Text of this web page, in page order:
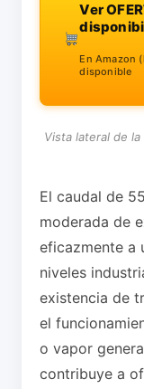
Ver
En Amazon
disponible
Vista lateral de
El caudal de
moderada de
eficazmente a
niveles
existencia de
el
o vapor
contribuye a